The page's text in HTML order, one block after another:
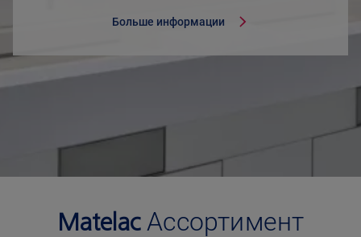
Больше информации
Matelac Ассортимент